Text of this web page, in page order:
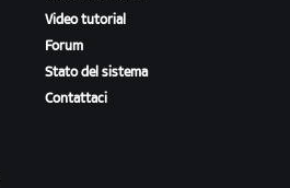
Video tutorial
Forum
Stato del sistema
Contattaci